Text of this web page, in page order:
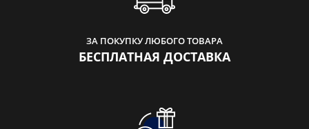
ЗА ПОКУПКУ ЛЮБОГО ТОВАРА
БЕСПЛАТНАЯ ДОСТАВКА